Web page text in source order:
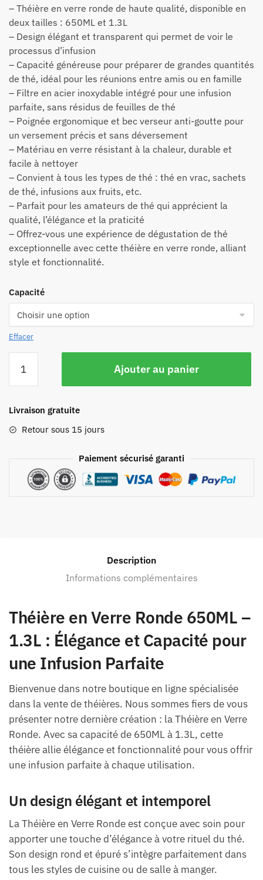
– Théière en verre ronde de haute qualité, disponible en
deux tailles : 650ML et 1.3L
– Design élégant et transparent qui permet de voir le
processus d’infusion
– Capacité généreuse pour préparer de grandes quantités
de thé, idéal pour les réunions entre amis ou en famille
– Filtre en acier inoxydable intégré pour une infusion
parfaite, sans résidus de feuilles de thé
– Poignée ergonomique et bec verseur anti-goutte pour
un versement précis et sans déversement
– Matériau en verre résistant à la chaleur, durable et
facile à nettoyer
– Convient à tous les types de thé : thé en vrac, sachets
de thé, infusions aux fruits, etc.
– Parfait pour les amateurs de thé qui apprécient la
qualité, l’élégance et la praticité
– Offrez-vous une expérience de dégustation de thé
exceptionnelle avec cette théière en verre ronde, alliant
style et fonctionnalité.
Capacité
Effacer
Ajouter au panier
Livraison gratuite
Retour sous 15 jours
Paiement sécurisé garanti
Description
Informations complémentaires
Théière en Verre Ronde 650ML –
1.3L : Élégance et Capacité pour
une Infusion Parfaite
Bienvenue dans notre boutique en ligne spécialisée
dans la vente de théières. Nous sommes fiers de vous
présenter notre dernière création : la Théière en Verre
Ronde. Avec sa capacité de 650ML à 1.3L, cette
théière allie élégance et fonctionnalité pour vous offrir
une infusion parfaite à chaque utilisation.
Un design élégant et intemporel
La Théière en Verre Ronde est conçue avec soin pour
apporter une touche d’élégance à votre rituel du thé.
Son design rond et épuré s’intègre parfaitement dans
tous les styles de cuisine ou de salle à manger.